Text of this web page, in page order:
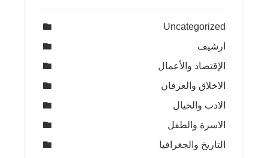
Uncategorized
ارشيف
الإقتصاد والأعمال
الاخلاق والعرفان
الادب والخيال
الاسرة والطفل
التاريخ والجغرافيا